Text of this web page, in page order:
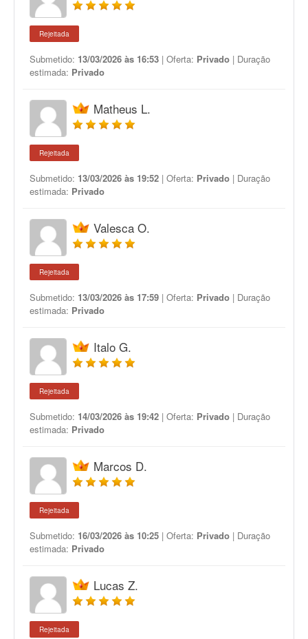
Rejeitada
Submetido: 13/03/2026 às 16:53 | Oferta: Privado | Duração
estimada: Privado
Matheus L.
Rejeitada
Submetido: 13/03/2026 às 19:52 | Oferta: Privado | Duração
estimada: Privado
Valesca O.
Rejeitada
Submetido: 13/03/2026 às 17:59 | Oferta: Privado | Duração
estimada: Privado
Italo G.
Rejeitada
Submetido: 14/03/2026 às 19:42 | Oferta: Privado | Duração
estimada: Privado
Marcos D.
Rejeitada
Submetido: 16/03/2026 às 10:25 | Oferta: Privado | Duração
estimada: Privado
Lucas Z.
Rejeitada